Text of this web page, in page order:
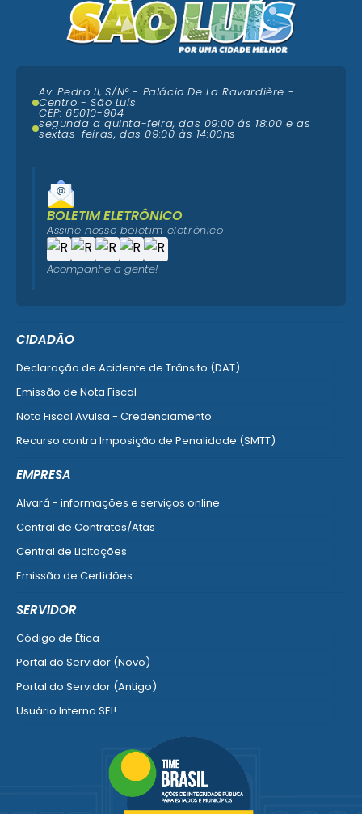
CIDADÃO
Declaração de Acidente de Trânsito (DAT)
Emissão de Nota Fiscal
Nota Fiscal Avulsa - Credenciamento
Recurso contra Imposição de Penalidade (SMTT)
EMPRESA
Alvará - informações e serviços online
Central de Contratos/Atas
Central de Licitações
Emissão de Certidões
SERVIDOR
Código de Ética
Portal do Servidor (Novo)
Portal do Servidor (Antigo)
Usuário Interno SEI!
Portal do Segurado
Manual de Gestão Patrimonial
Av. Pedro II, S/N° - Palácio De La Ravardière -
Centro - São Luís
CEP: 65010-904
segunda a quinta-feira, das 09:00 ás 18:00 e as
sextas-feiras, das 09:00 às 14:00hs
BOLETIM ELETRÔNICO
Assine nosso boletim eletrônico
Acompanhe a gente!